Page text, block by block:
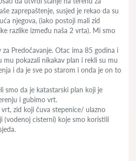
zaprepaštenje, susjed je rekao da su
njegova, (iako postoji mali zid
razlike između naša 2 vrta). Mi smo
Predočavanje. Otac ima 85 godina i
mu pokazali nikakav plan i rekli su mu
i da je sve po starom i onda je on to
smo da je katastarski plan koji je
i gubimo vrt.
zid koji čuva stepenice/ ulazno
(vodenoj cisterni) koje smo koristili